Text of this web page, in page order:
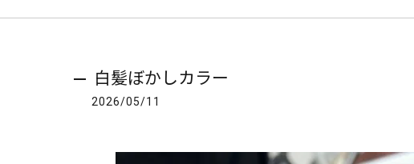
白髪ぼかしカラー
2026/05/11